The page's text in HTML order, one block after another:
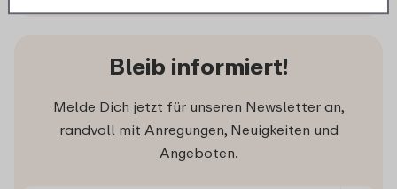
Bleib informiert!
Melde Dich jetzt für unseren Newsletter an,
randvoll mit Anregungen, Neuigkeiten und
Angeboten.